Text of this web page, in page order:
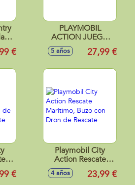
€
PLAYMOBIL
ACTION JUEGO
FUEGO Y HIELO
5 años 27,99 €
€
Playmobil City
Action Rescate
Marítimo, Buzo con
Dron de Rescate
4 años 23,99 €